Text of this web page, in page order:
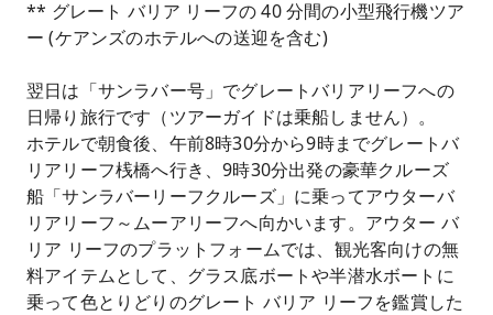
** グレート バリア リーフの 40 分間の小型飛行機ツア
ー (ケアンズのホテルへの送迎を含む)
翌日は「サンラバー号」でグレートバリアリーフへの
日帰り旅行です（ツアーガイドは乗船しません）。
ホテルで朝食後、午前8時30分から9時までグレートバ
リアリーフ桟橋へ行き、9時30分出発の豪華クルーズ
船「サンラバーリーフクルーズ」に乗ってアウターバ
リアリーフ～ムーアリーフへ向かいます。アウター バ
リア リーフのプラットフォームでは、観光客向けの無
料アイテムとして、グラス底ボートや半潜水ボートに
乗って色とりどりのグレート バリア リーフを鑑賞した